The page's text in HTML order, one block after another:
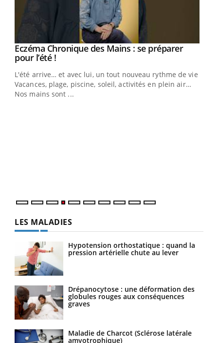
Youtube
Eczéma Chronique des Mains : se préparer
pour l’été !Youtube
L'été arrive… et avec lui, un tout nouveau rythme de vie !
Vacances, plage, piscine, soleil, activités en plein air…
Nos mains sont ...
LES MALADIES
Hypotension orthostatique : quand la
pression artérielle chute au lever
Drépanocytose : une déformation des
globules rouges aux conséquences
graves
Maladie de Charcot (Sclérose latérale
amyotrophique)